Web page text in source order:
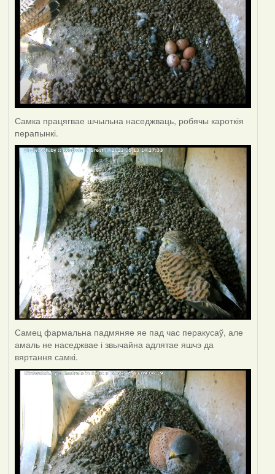
Самка працягвае шчыльна наседжваць, робячы кароткія
перапынкі.
Самец фармальна падмяняе яе пад час перакусаў, але
амаль не наседжвае і звычайна адлятае яшчэ да
вяртання самкі.